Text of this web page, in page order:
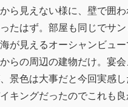
ら見えない様に、壁で囲
たはず。部屋も同じでサ
が見えるオーシャンビュ
らの周辺の建物だけ。宴
景色は大事だと今回実感
キングだったのでこれも良